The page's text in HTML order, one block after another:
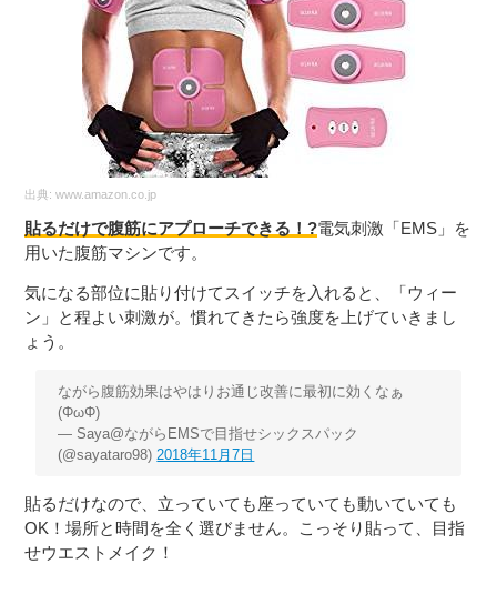
出典:www.amazon.co.jp
貼るだけで腹筋にアプローチできる！?電気刺激「EMS」を
用いた腹筋マシンです。
気になる部位に貼り付けてスイッチを入れると、「ウィー
ン」と程よい刺激が。慣れてきたら強度を上げていきまし
ょう。
ながら腹筋効果はやはりお通じ改善に最初に効くなぁ
(ΦωΦ)
— Saya@ながらEMSで目指せシックスパック
(@sayataro98)2018年11月7日
貼るだけなので、立っていても座っていても動いていても
OK！場所と時間を全く選びません。こっそり貼って、目指
せウエストメイク！